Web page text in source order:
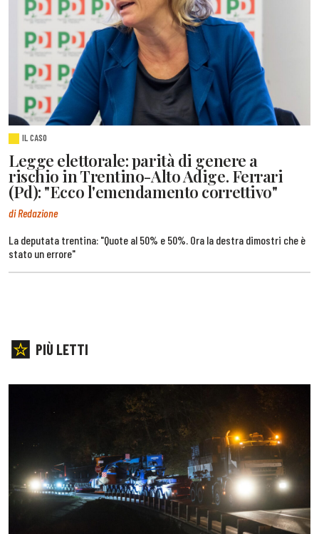
IL CASO
Legge elettorale: parità di genere a
rischio in Trentino-Alto Adige. Ferrari
(Pd): "Ecco l'emendamento correttivo"
di Redazione
La deputata trentina: "Quote al 50% e 50%. Ora la destra dimostri che è
stato un errore"
PIÙ LETTI